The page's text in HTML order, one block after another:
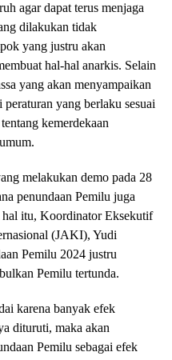
agar dapat terus menjaga
dilakukan tidak
yang justru akan
hal-hal anarkis. Selain
yang akan menyampaikan
yang berlaku sesuai
kemerdekaan
melakukan demo pada 28
penundaan Pemilu juga
itu, Koordinator Eksekutif
(JAKI), Yudi
Pemilu 2024 justru
Pemilu tertunda.
karena banyak efek
dituruti, maka akan
Pemilu sebagai efek